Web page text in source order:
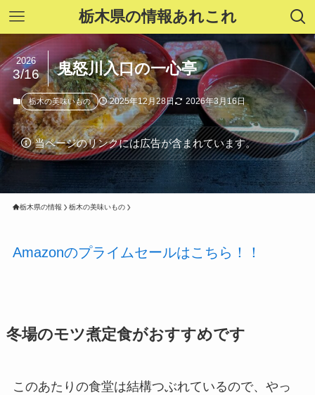
栃木県の情報あれこれ
鬼怒川入口の一心亭
2026
3/16
栃木の美味いもの 2025年12月28日 2026年3月16日
当ページのリンクには広告が含まれています。
栃木県の情報 栃木の美味いもの
Amazonのプライムセールはこちら！！
冬場のモツ煮定食がおすすめです
このあたりの食堂は結構つぶれているので、やっ